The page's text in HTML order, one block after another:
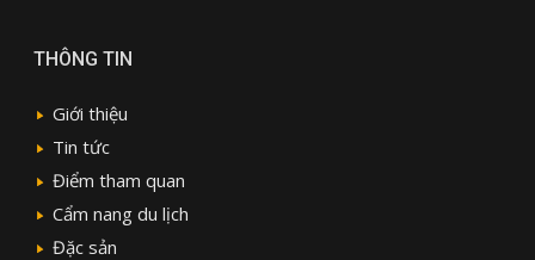
THÔNG TIN
Giới thiệu
Tin tức
Điểm tham quan
Cẩm nang du lịch
Đặc sản